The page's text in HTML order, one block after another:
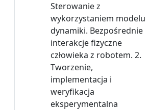
Sterowanie z
wykorzystaniem modelu
dynamiki. Bezpośrednie
interakcje fizyczne
człowieka z robotem. 2.
Tworzenie,
implementacja i
weryfikacja
eksperymentalna